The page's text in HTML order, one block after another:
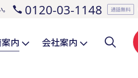
0120-03-1148 通話無料
内 会社案内